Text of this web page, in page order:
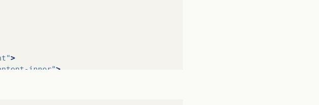
>
inner">